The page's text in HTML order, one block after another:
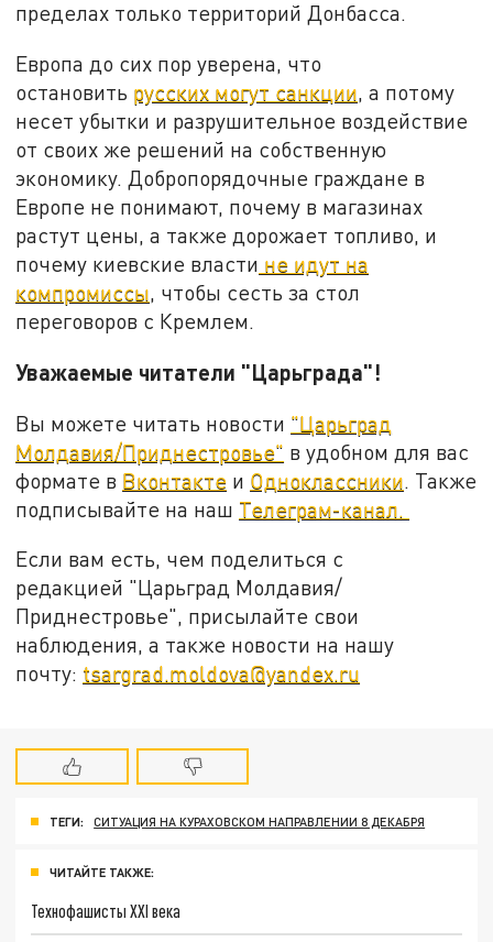
пределах только территорий Донбасса.
Европа до сих пор уверена, что
остановить русских могут санкции, а потому
несет убытки и разрушительное воздействие
от своих же решений на собственную
экономику. Добропорядочные граждане в
Европе не понимают, почему в магазинах
растут цены, а также дорожает топливо, и
почему киевские власти не идут на
компромиссы, чтобы сесть за стол
переговоров с Кремлем.
Уважаемые читатели "Царьграда"!
Вы можете читать новости "Царьград
Молдавия/Приднестровье" в удобном для вас
формате в Вконтакте и Одноклассники . Также
подписывайте на наш Телеграм-канал.
Если вам есть, чем поделиться с
редакцией "Царьград Молдавия/
Приднестровье", присылайте свои
наблюдения, а также новости на нашу
почту: tsargrad.moldova@yandex.ru
ТЕГИ: СИТУАЦИЯ НА КУРАХОВСКОМ НАПРАВЛЕНИИ 8 ДЕКАБРЯ
ЧИТАЙТЕ ТАКЖЕ:
Технофашисты XXI века